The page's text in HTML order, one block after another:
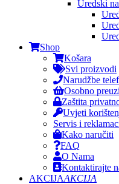
Uredski
Shop
Košara
Svi proizvodi
Narudžbe
Osobno
Zaštita
Uvjeti
Servis i
Kako naručiti
FAQ
O Nama
Kontaktirajte
AKCIJAAKCIJA